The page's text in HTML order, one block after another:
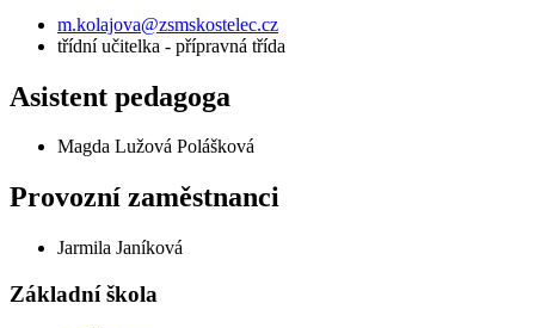
m.kolajova@zsmskostelec.cz
třídní učitelka - přípravná třída
Asistent pedagoga
Magda Lužová Polášková
Provozní zaměstnanci
Jarmila Janíková
Základní škola